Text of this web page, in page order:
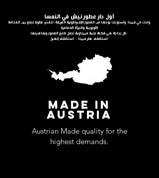
أول دار عطور نيش في النمسا
وُلدت في فيينا، واستوحت روحها من القصور الإمبراطورية العريقة، لتقدّم عطورًا تجمع بين الفخامة
الأوروبية والجرأة المعاصرة
كل زجاجة هي قطعة فنية فييناوية تحمل طابع القصور ورفاهيتها.
استكشف عطر فيينا… استكشف إنهيل.
MADE IN
AUSTRIA
Austrian Made quality for the
highest demands.